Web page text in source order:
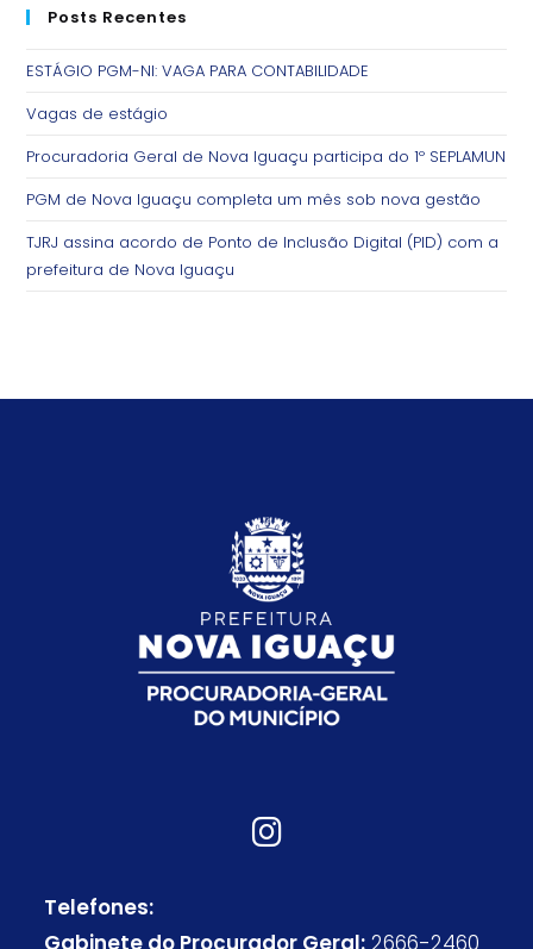
Posts Recentes
ESTÁGIO PGM-NI: VAGA PARA CONTABILIDADE
Vagas de estágio
Procuradoria Geral de Nova Iguaçu participa do 1º SEPLAMUN
PGM de Nova Iguaçu completa um mês sob nova gestão
TJRJ assina acordo de Ponto de Inclusão Digital (PID) com a
prefeitura de Nova Iguaçu
Telefones:
Gabinete do Procurador Geral: 2666-2460